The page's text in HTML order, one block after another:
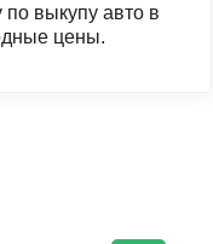
выкупу авто в
цены.